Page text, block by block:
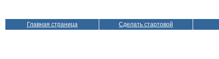
Главная страница Сделать стартовой